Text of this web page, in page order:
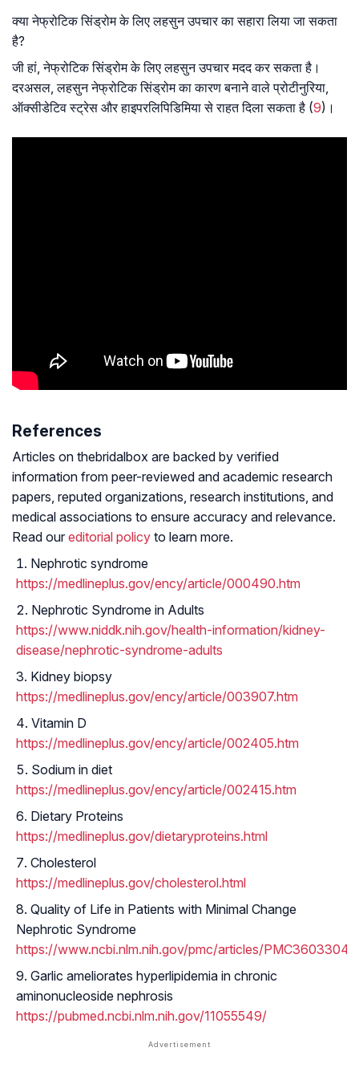
क्या नेफ्रोटिक सिंड्रोम के लिए लहसुन उपचार का सहारा लिया जा सकता
है?
जी हां, नेफ्रोटिक सिंड्रोम के लिए लहसुन उपचार मदद कर सकता है।
दरअसल, लहसुन नेफ्रोटिक सिंड्रोम का कारण बनाने वाले प्रोटीनुरिया,
ऑक्सीडेटिव स्ट्रेस और हाइपरलिपिडिमिया से राहत दिला सकता है (9)।
References
Articles on thebridalbox are backed by verified
information from peer-reviewed and academic research
papers, reputed organizations, research institutions, and
medical associations to ensure accuracy and relevance.
Read our editorial policy to learn more.
Nephrotic syndrome
https://medlineplus.gov/ency/article/000490.htm
Nephrotic Syndrome in Adults
https://www.niddk.nih.gov/health-information/kidney-
disease/nephrotic-syndrome-adults
Kidney biopsy
https://medlineplus.gov/ency/article/003907.htm
Vitamin D
https://medlineplus.gov/ency/article/002405.htm
Sodium in diet
https://medlineplus.gov/ency/article/002415.htm
Dietary Proteins
https://medlineplus.gov/dietaryproteins.html
Cholesterol
https://medlineplus.gov/cholesterol.html
Quality of Life in Patients with Minimal Change
Nephrotic Syndrome
https://www.ncbi.nlm.nih.gov/pmc/articles/PMC3603304/
Garlic ameliorates hyperlipidemia in chronic
aminonucleoside nephrosis
https://pubmed.ncbi.nlm.nih.gov/11055549/